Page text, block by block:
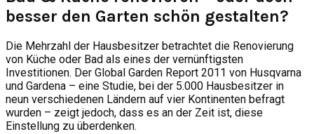
besser den Garten schön gestalten?
Die Mehrzahl der Hausbesitzer betrachtet die Renovierung
von Küche oder Bad als eines der vernünftigsten
Investitionen. Der Global Garden Report 2011 von Husqvarna
und Gardena – eine Studie, bei der 5.000 Hausbesitzer in
neun verschiedenen Ländern auf vier Kontinenten befragt
wurden – zeigt jedoch, dass es an der Zeit ist, diese
Einstellung zu überdenken.